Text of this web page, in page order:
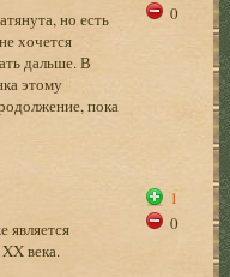
но есть
хочется
дальше. В
этому
пока
0
является
века.
1
0